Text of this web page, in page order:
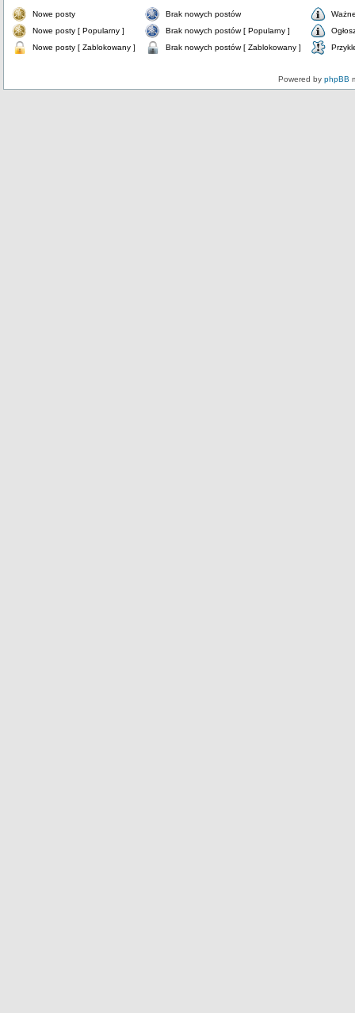
Nowe posty Brak nowych postów
Nowe posty [ Popularny ]
Brak nowych postów [ Popularny ]
Nowe posty [ Zablokowany ]
Brak nowych postów [ Zablokowany ]
Powered by phpBB